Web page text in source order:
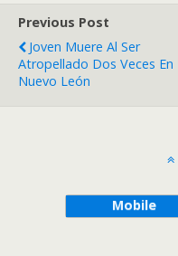
Previous Post
Joven Muere Al Ser
Atropellado Dos Veces En
Nuevo León
Mobile